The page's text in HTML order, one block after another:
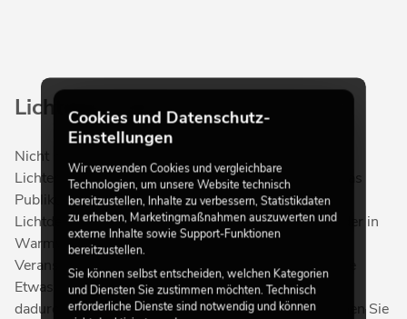
Lichtdekoration
Nicht nur an Weihnachten oder Silvester versetzen
Lichterketten, LEDs und andere Lichtinstallationen das
Publikum in eine festliche, ausgelassene Stimmung.
Lichtdekorationen in kaltem Weiß, bunten Farben oder in
Warmweiß verleihen einem Schaufenster, einer
Veranstaltung oder einem Restaurant oft das gewisse
Etwas. Lassen Sie die Location Ihrer Veranstaltung
dadurch einladend und gemütlich wirken und verleihen Sie
Cookies und Datenschutz-
Einstellungen
Wir verwenden Cookies und vergleichbare
Technologien, um unsere Website technisch
bereitzustellen, Inhalte zu verbessern, Statistikdaten
zu erheben, Marketingmaßnahmen auszuwerten und
externe Inhalte sowie Support-Funktionen
bereitzustellen.
Sie können selbst entscheiden, welchen Kategorien
und Diensten Sie zustimmen möchten. Technisch
erforderliche Dienste sind notwendig und können